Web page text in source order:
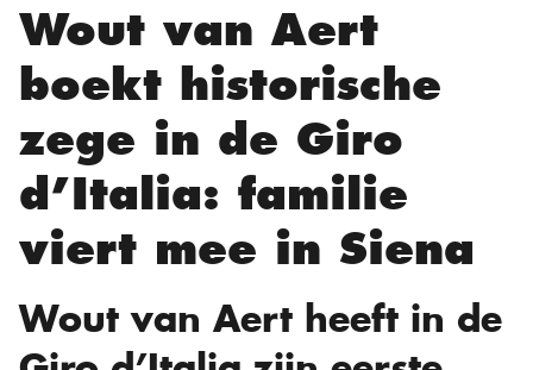
Wout van Aert
boekt historische
zege in de Giro
d’Italia: familie
viert mee in Siena
Wout van Aert heeft in de